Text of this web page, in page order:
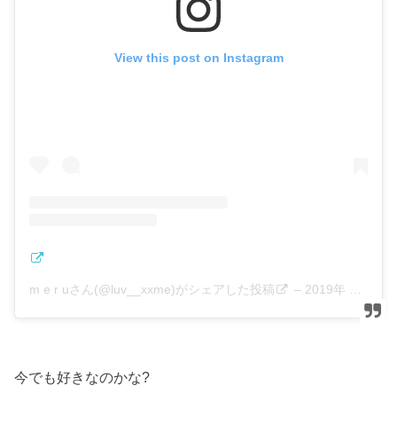
View this post on Instagram
m e r uさん(@luv__xxme)がシェアした投稿 – 2019年 1月月4日午前9時00分PST
今でも好きなのかな?